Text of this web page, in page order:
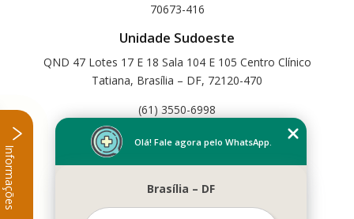
70673-416
Unidade Sudoeste
QND 47 Lotes 17 E 18 Sala 104 E 105 Centro Clínico
Tatiana, Brasília – DF, 72120-470
(61) 3550-6998
Home
Serviços
Contato
Olá! Fale agora pelo WhatsApp.
Brasília – DF
Informações